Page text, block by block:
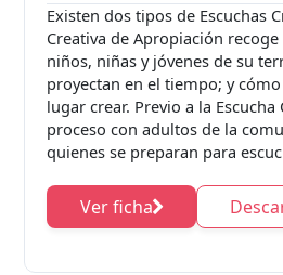
Existen dos tipos de Escuchas
Creativa de Apropiación
niños, niñas y jóvenes de su
proyectan en el tiempo; y
lugar crear. Previo a la
proceso con adultos de la
quienes se preparan para
Ver ficha